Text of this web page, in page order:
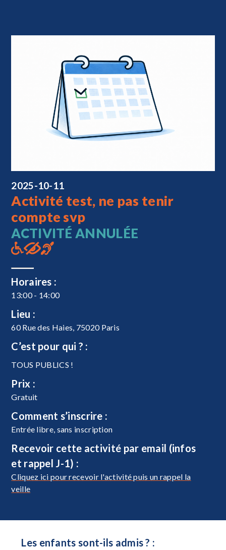
2025-10-11
Activité test, ne pas tenir
compte svp
ACTIVITÉ ANNULÉE
Horaires :
13:00 - 14:00
Lieu :
60 Rue des Haies, 75020 Paris
C’est pour qui ? :
TOUS PUBLICS !
Prix :
Gratuit
Comment s’inscrire :
Entrée libre, sans inscription
Recevoir cette activité par email (infos
et rappel J-1) :
Cliquez ici pour recevoir l'activité puis un rappel la
veille
Les enfants sont-ils admis ? :